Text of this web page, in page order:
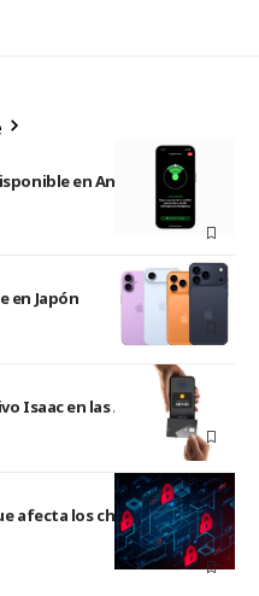
en Andorra e
en Japón
Isaac en las Apple Store
afecta los chips de Apple